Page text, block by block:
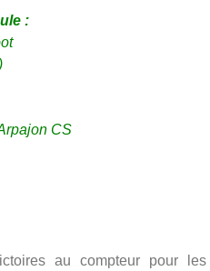
:
CS
au compteur pour les